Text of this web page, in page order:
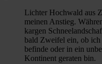
Lichter Hochwald aus
meinen Anstieg.
kargen
bald Zweifel ein, ob
befinde oder in ein
Kontinent geraten bin.